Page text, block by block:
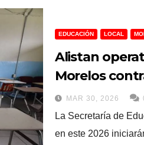
EDUCACIÓN LOCAL
Alistan
Morelos
advierten
MAR 30, 2026
La Secretaría de
en este 2026